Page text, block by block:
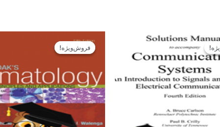
اصلی
14.900تومان
بود.
قیمت
فعلی
13.410تومان
است.
فروش‌ویژه!
فروش‌ویژه!
اصلی